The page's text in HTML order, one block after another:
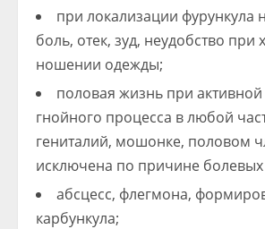
при локализации фурункула
боль, отек, зуд, неудобство при
ношении одежды;
половая жизнь при
гнойного процесса в любой
гениталий, мошонке, половом
исключена по причине
абсцесс, флегмона,
карбункула;